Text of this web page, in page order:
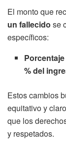
El monto que
un fallecido se
específicos:
% del
Estos cambios
equitativo y
que los
y respetados.